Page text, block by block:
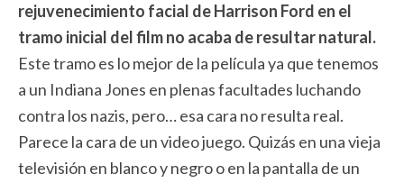
rejuvenecimiento facial de Harrison Ford en el
tramo inicial del film no acaba de resultar natural.
Este tramo es lo mejor de la película ya que tenemos
a un Indiana Jones en plenas facultades luchando
contra los nazis, pero… esa cara no resulta real.
Parece la cara de un video juego. Quizás en una vieja
televisión en blanco y negro o en la pantalla de un